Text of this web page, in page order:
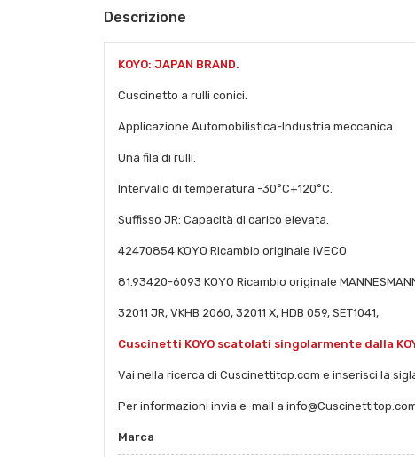
Descrizione
KOYO: JAPAN BRAND.
Cuscinetto a rulli conici.
Applicazione Automobilistica-Industria meccanica.
Una fila di rulli.
Intervallo di temperatura -30°C+120°C.
Suffisso JR: Capacità di carico elevata.
42470854 KOYO Ricambio originale IVECO
81.93420-6093 KOYO Ricambio originale
32011 JR, VKHB 2060, 32011 X, HDB 059, SET1041,
Cuscinetti KOYO scatolati singolarmente dalla
Vai nella ricerca di Cuscinettitop.com e inserisci la
Per informazioni invia e-mail a
Marca